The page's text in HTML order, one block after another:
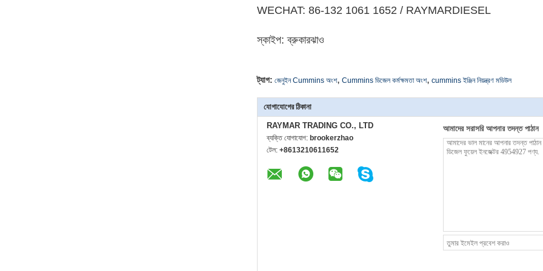
WECHAT: 86-132 1061 1652 / RAYMARDIESEL
স্কাইপ: ব্রুকারঝাও
ট্যাগ: জেনুইন Cummins অংশ, Cummins ডিজেল কর্মক্ষমতা অংশ, cummins ইঞ্জিন নিয়ন্ত্রণ মডিউল
যোগাযোগের ঠিকানা
RAYMAR TRADING CO., LTD
ব্যক্তি যোগাযোগ: brookerzhao
টেল: +8613210611652
আমাদের সরাসরি আপনার তদন্ত পাঠান